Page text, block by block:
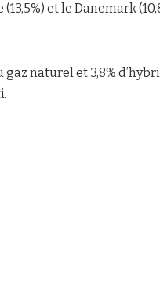
et le Danemark
naturel et 3,8%